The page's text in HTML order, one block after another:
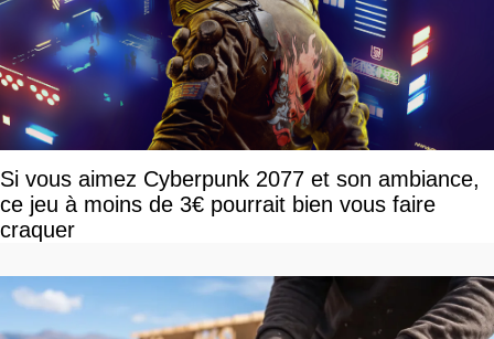
Si vous aimez Cyberpunk 2077 et son ambiance,
ce jeu à moins de 3€ pourrait bien vous faire
craquer